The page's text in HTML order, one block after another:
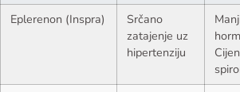
Eplerenon (Inspra)
Srčano
zatajenje uz
hipertenziju